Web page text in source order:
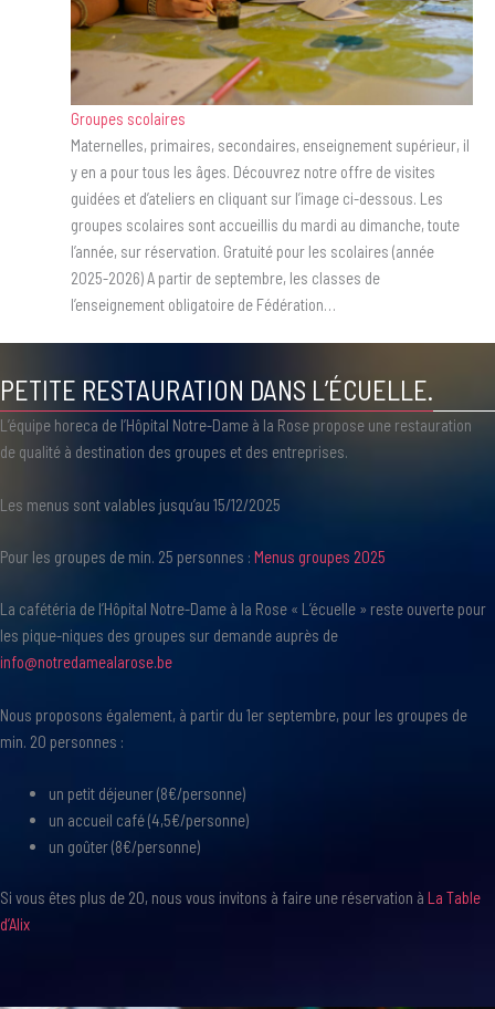
Groupes scolaires
Maternelles, primaires, secondaires, enseignement supérieur, il
y en a pour tous les âges. Découvrez notre offre de visites
guidées et d’ateliers en cliquant sur l’image ci-dessous. Les
groupes scolaires sont accueillis du mardi au dimanche, toute
l’année, sur réservation. Gratuité pour les scolaires (année
2025-2026) A partir de septembre, les classes de
l’enseignement obligatoire de Fédération…
PETITE RESTAURATION DANS L’ÉCUELLE.
L’équipe horeca de l’Hôpital Notre-Dame à la Rose propose une restauration
de qualité à destination des groupes et des entreprises.
Les menus sont valables jusqu’au 15/12/2025
Pour les groupes de min. 25 personnes : Menus groupes 2025
La cafétéria de l’Hôpital Notre-Dame à la Rose « L’écuelle » reste ouverte pour
les pique-niques des groupes sur demande auprès de
info@notredamealarose.be
Nous proposons également, à partir du 1er septembre, pour les groupes de
min. 20 personnes :
un petit déjeuner (8€/personne)
un accueil café (4,5€/personne)
un goûter (8€/personne)
Si vous êtes plus de 20, nous vous invitons à faire une réservation à La Table
d’Alix